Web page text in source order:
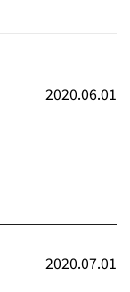
2020.06.01
2020.07.01